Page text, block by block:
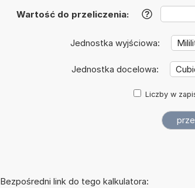
Wartość do przeliczenia: ?
Jednostka wyjściowa:
Jednostka docelowa:
Liczby w
Bezpośredni link do tego kalkulatora: